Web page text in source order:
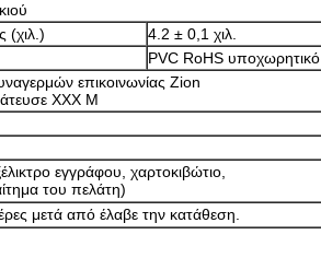
(χιλ.)
4.2 ± 0,1 χιλ.
PVC RoHS υποχωρητικό
επικοινωνίας Zion
XXX Μ
εγγράφου, χαρτοκιβώτιο,
του πελάτη)
μετά από έλαβε την κατάθεση.